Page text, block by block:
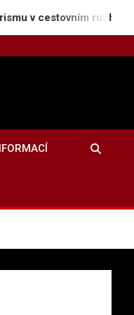
ruchu